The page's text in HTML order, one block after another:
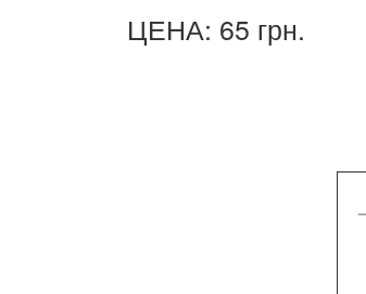
ЦЕНА: 65 грн.